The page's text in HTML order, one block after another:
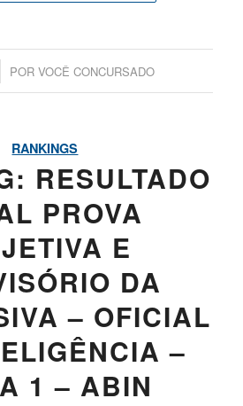
PORVOCÊ CONCURSADO
RANKINGS
RESULTADO
PROVA
E
DA
– OFICIAL
–
1 – ABIN